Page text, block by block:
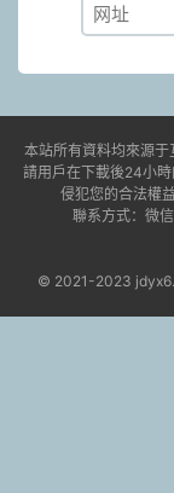
本站所有資料均來源于
請用戶在下載後24小
侵犯您的合法權
聯系方式：微
© 2021-2023